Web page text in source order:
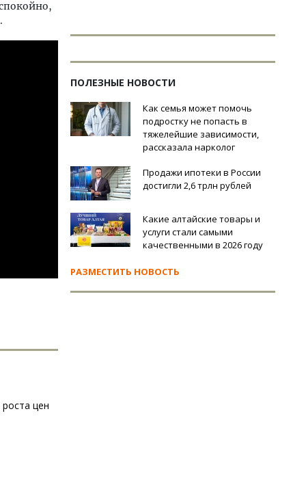
цен
ПОЛЕЗНЫЕ НОВОСТИ
Как семья может помочь
подростку не попасть в
тяжелейшие зависимости,
рассказала нарколог
Продажи ипотеки в России
достигли 2,6 трлн рублей
Какие алтайские товары и
услуги стали самыми
качественными в 2026 году
РАЗМЕСТИТЬ НОВОСТЬ